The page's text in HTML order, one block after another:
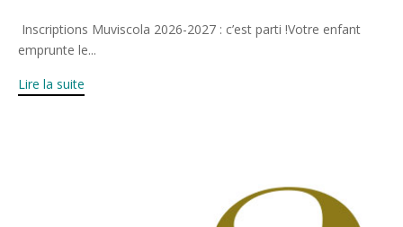
Inscriptions Muviscola 2026-2027 : c’est parti !Votre enfant
emprunte le...
Lire la suite